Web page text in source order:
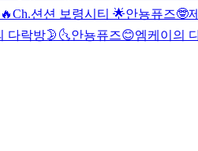
Ch.션션 보령시티 🌟안뇽퓨즈🤓
다락방🌛🌜안뇽퓨즈😊엠케이의